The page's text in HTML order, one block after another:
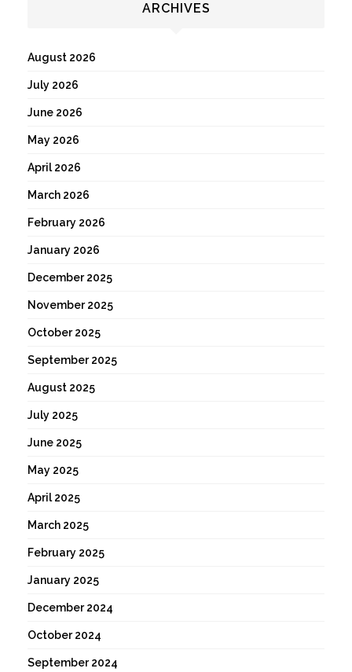
ARCHIVES
August 2026
July 2026
June 2026
May 2026
April 2026
March 2026
February 2026
January 2026
December 2025
November 2025
October 2025
September 2025
August 2025
July 2025
June 2025
May 2025
April 2025
March 2025
February 2025
January 2025
December 2024
October 2024
September 2024